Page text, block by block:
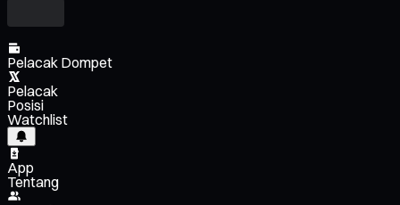
Pelacak Dompet
Pelacak
Posisi
Watchlist
App
Tentang